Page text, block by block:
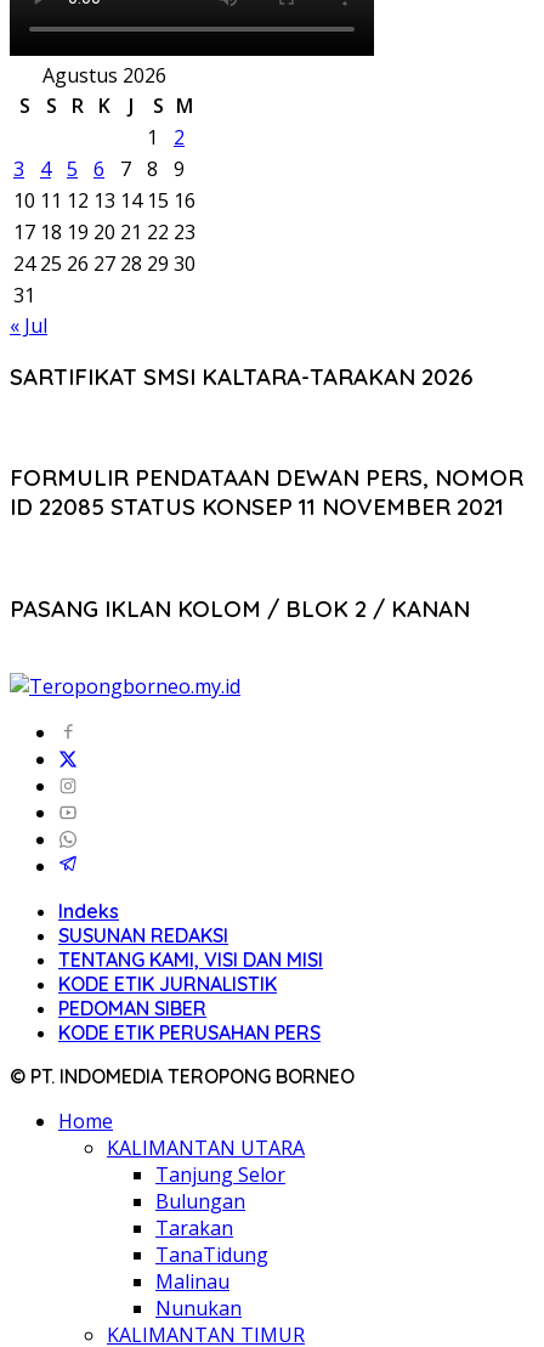
Agustus 2026
S
S R K J S M
1
2
3
4 5 6 7 8
9
10 11 12 13 14 15 16
17 18 19 20 21 22 23
24 25 26 27 28 29 30
31
« Jul
SARTIFIKAT SMSI KALTARA-TARAKAN 2026
FORMULIR PENDATAAN DEWAN PERS, NOMOR
ID 22085 STATUS KONSEP 11 NOVEMBER 2021
PASANG IKLAN KOLOM / BLOK 2 / KANAN
Indeks
SUSUNAN REDAKSI
TENTANG KAMI, VISI DAN MISI
KODE ETIK JURNALISTIK
PEDOMAN SIBER
KODE ETIK PERUSAHAN PERS
© PT. INDOMEDIA TEROPONG BORNEO
Home
KALIMANTAN UTARA
Tanjung Selor
Bulungan
Tarakan
TanaTidung
Malinau
Nunukan
KALIMANTAN TIMUR